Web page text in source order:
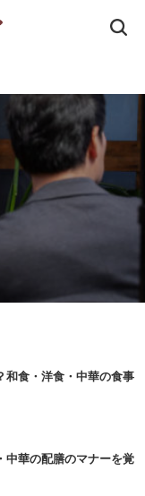
和食・洋食・中華の食事
中華の配膳のマナーを覚